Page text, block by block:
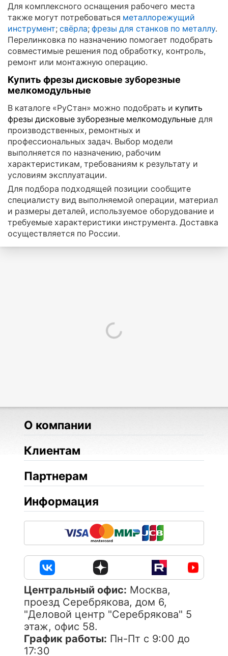
Для комплексного оснащения рабочего места
также могут потребоваться металлорежущий
инструмент;свёрла;фрезы для станков по металлу.
Перелинковка по назначению помогает подобрать
совместимые решения под обработку, контроль,
ремонт или монтажную операцию.
Купить фрезы дисковые зуборезные
мелкомодульные
В каталоге «РуСтан» можно подобрать и купить
фрезы дисковые зуборезные мелкомодульные для
производственных, ремонтных и
профессиональных задач. Выбор модели
выполняется по назначению, рабочим
характеристикам, требованиям к результату и
условиям эксплуатации.
Для подбора подходящей позиции сообщите
специалисту вид выполняемой операции, материал
и размеры деталей, используемое оборудование и
требуемые характеристики инструмента. Доставка
осуществляется по России.
О компании
Клиентам
Партнерам
Информация
Центральный офис: Москва,
проезд Серебрякова, дом 6,
"Деловой центр "Серебрякова" 5
этаж, офис 58.
График работы: Пн-Пт с 9:00 до
17:30